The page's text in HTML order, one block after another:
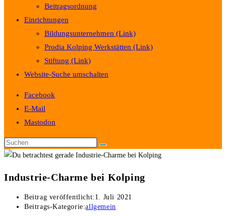
Beitragsordnung
Einrichtungen
Bildungsunternehmen (Link)
Prodia Kolping Werkstätten (Link)
Stiftung (Link)
Website-Suche umschalten
Facebook
E-Mail
Mastodon
Industrie-Charme bei Kolping
Beitrag veröffentlicht: 1. Juli 2021
Beitrags-Kategorie:allgemein